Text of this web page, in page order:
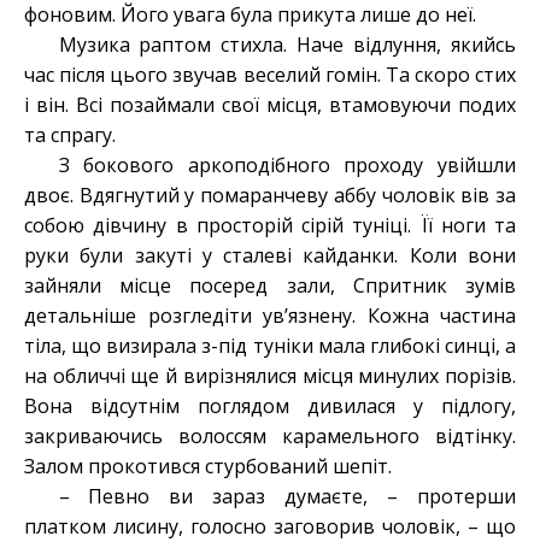
фоновим. Його увага була прикута лише до неї.
Музика раптом стихла. Наче відлуння, якийсь
час після цього звучав веселий гомін. Та скоро стих
і він. Всі позаймали свої місця, втамовуючи подих
та спрагу.
З бокового аркоподібного проходу увійшли
двоє. Вдягнутий у помаранчеву аббу чоловік вів за
собою дівчину в просторій сірій туніці. Її ноги та
руки були закуті у сталеві кайданки. Коли вони
зайняли місце посеред зали, Спритник зумів
детальніше розгледіти ув’язнену. Кожна частина
тіла, що визирала з-під туніки мала глибокі синці, а
на обличчі ще й вирізнялися місця минулих порізів.
Вона відсутнім поглядом дивилася у підлогу,
закриваючись волоссям карамельного відтінку.
Залом прокотився стурбований шепіт.
– Певно ви зараз думаєте, – протерши
платком лисину, голосно заговорив чоловік, – що